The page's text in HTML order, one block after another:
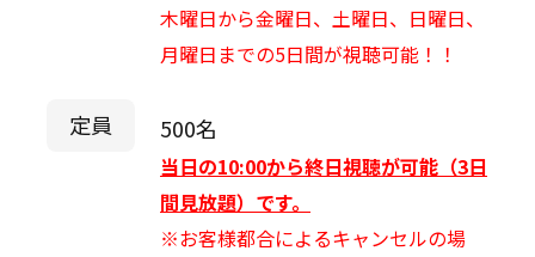
木曜日から金曜日、土曜日、日曜日、
月曜日までの5日間が視聴可能！！
定員 500名
当日の10:00から終日視聴が可能（3日
間見放題）です。
※お客様都合によるキャンセルの場